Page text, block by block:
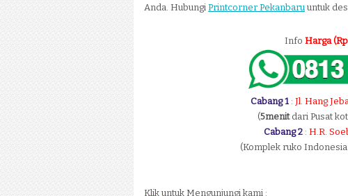
Anda. Hubungi Printcorner Pekanbaru untuk
Info Harga
Cabang 1: Jl. Hang
(5menitdari Pusat
Cabang 2: H.R.
(Komplek ruko
Klik untuk Mengunjungi kami :